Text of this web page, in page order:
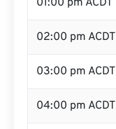
01:00 pm ACDT
02:00 pm ACDT
03:00 pm ACDT
04:00 pm ACDT